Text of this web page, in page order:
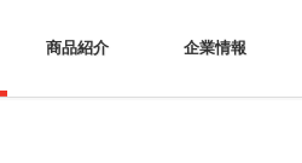
商品紹介 企業情報